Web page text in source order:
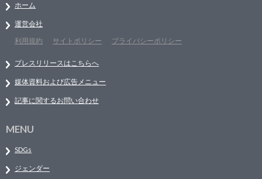
ホーム
運営会社
利用規約
サイトポリシー プライバシーポリシー
プレスリリースはこちらへ
媒体資料および広告メニュー
記事に関するお問い合わせ
MENU
SDGs
ジェンダー